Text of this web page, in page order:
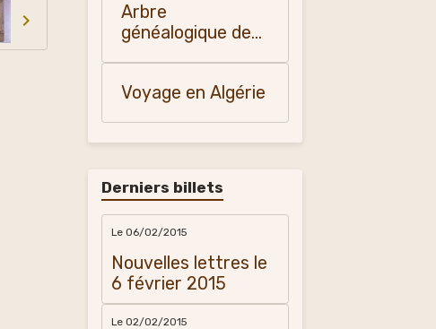
Arbre
généalogique de
Voyage en Algérie
Derniers billets
Le 06/02/2015
Nouvelles lettres le
6 février 2015
Le 02/02/2015